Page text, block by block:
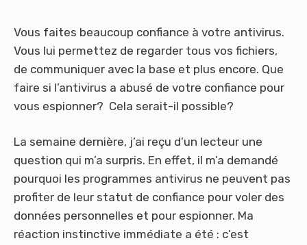
Vous faites beaucoup confiance à votre antivirus.
Vous lui permettez de regarder tous vos fichiers,
de communiquer avec la base et plus encore. Que
faire si l’antivirus a abusé de votre confiance pour
vous espionner? Cela serait-il possible?
La semaine dernière, j’ai reçu d’un lecteur une
question qui m’a surpris. En effet, il m’a demandé
pourquoi les programmes antivirus ne peuvent pas
profiter de leur statut de confiance pour voler des
données personnelles et pour espionner. Ma
réaction instinctive immédiate a été : c’est